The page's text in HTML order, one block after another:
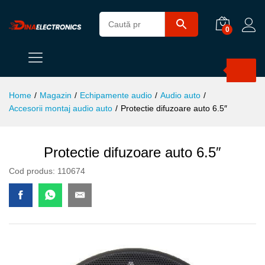
0
Home / Magazin / Echipamente audio / Audio auto /
Accesorii montaj audio auto / Protectie difuzoare auto 6.5″
Protectie difuzoare auto 6.5″
Cod produs: 110674